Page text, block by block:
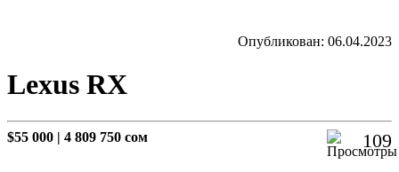
Опубликован: 06.04.2023
Lexus RX
$55 000 | 4 809 750 сом 109